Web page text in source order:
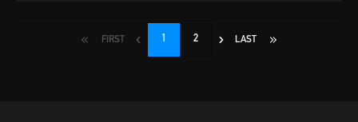
FIRST 1 2 LAST